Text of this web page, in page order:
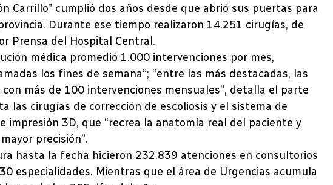
Carrillo” cumplió dos años desde que abrió sus puertas para
Durante ese tiempo realizaron 14.251 cirugías, de
Prensa del Hospital Central.
médica promedió 1.000 intervenciones por mes,
los fines de semana”; “entre las más destacadas, las
más de 100 intervenciones mensuales”, detalla el parte
las cirugías de corrección de escoliosis y el sistema de
impresión 3D, que “recrea la anatomía real del paciente y
precisión”.
hasta la fecha hicieron 232.839 atenciones en consultorios
especialidades. Mientras que el área de Urgencias acumula